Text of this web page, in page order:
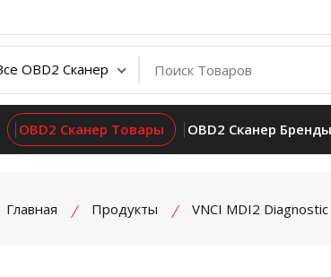
OBD2 Сканер Товары OBD2 Сканер Бренды
Главная Продукты VNCI MDI2